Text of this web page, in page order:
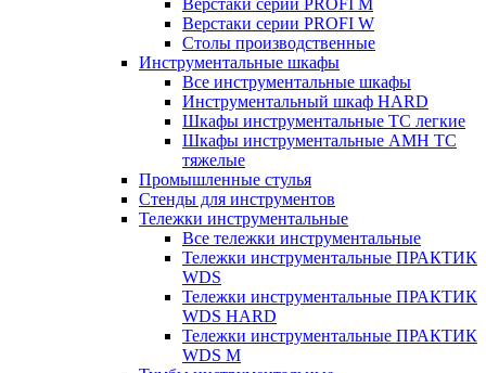
Верстаки серии PROFI M
Верстаки серии PROFI W
Столы производственные
Инструментальные шкафы
Все инструментальные шкафы
Инструментальный шкаф HARD
Шкафы инструментальные ТС легкие
Шкафы инструментальные AMH TC
тяжелые
Промышленные стулья
Стенды для инструментов
Тележки инструментальные
Все тележки инструментальные
Тележки инструментальные ПРАКТИК
WDS
Тележки инструментальные ПРАКТИК
WDS HARD
Тележки инструментальные ПРАКТИК
WDS M